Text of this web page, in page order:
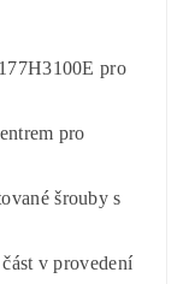
pro
pro
šrouby s
v provedení